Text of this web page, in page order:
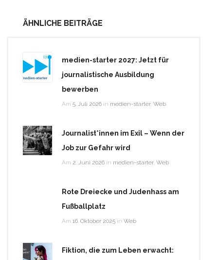
ÄHNLICHE BEITRÄGE
medien-starter 2027: Jetzt für
journalistische Ausbildung
bewerben
Am 5. Juli 2026 in medien-starter, Web
Journalist*innen im Exil – Wenn der
Job zur Gefahr wird
Am 2. Juni 2026 in medien-starter, Web
Rote Dreiecke und Judenhass am
Fußballplatz
Am 16. Oktober 2025 in Web
Fiktion, die zum Leben erwacht: